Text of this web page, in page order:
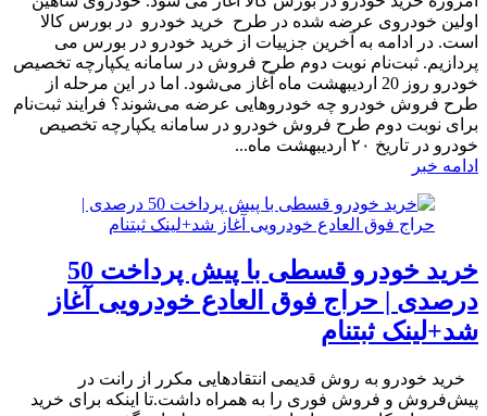
اولین خودروی عرضه شده در طرح خرید خودرو در بورس کالا
است. در ادامه به آخرین جزییات از خرید خودرو در بورس می
پردازیم. ثبت‌نام نوبت دوم طرح فروش در سامانه یکپارچه تخصیص
خودرو روز 20 اردیبهشت ماه آغاز می‌شود. اما در این مرحله از
طرح فروش خودرو چه خودروهایی عرضه می‌شوند؟ فرایند ثبت‌نام
برای نوبت دوم طرح فروش خودرو در سامانه یکپارچه تخصیص
خودرو در تاریخ ۲۰ اردیبهشت ماه...
ادامه خبر
خرید خودرو قسطی با پیش پرداخت 50
درصدی | حراج فوق العادع خودرویی آغاز
شد+لینک ثبتنام
​ خرید خودرو به روش قدیمی انتقادهایی مکرر از رانت در
پیش‌فروش و فروش فوری را به همراه داشت.تا اینکه برای خرید